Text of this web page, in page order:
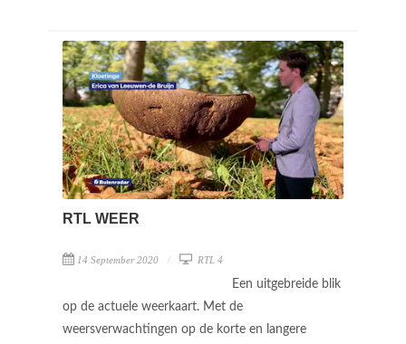
RTL WEER
14 September 2020 RTL 4
Een uitgebreide blik
op de actuele weerkaart. Met de
weersverwachtingen op de korte en langere